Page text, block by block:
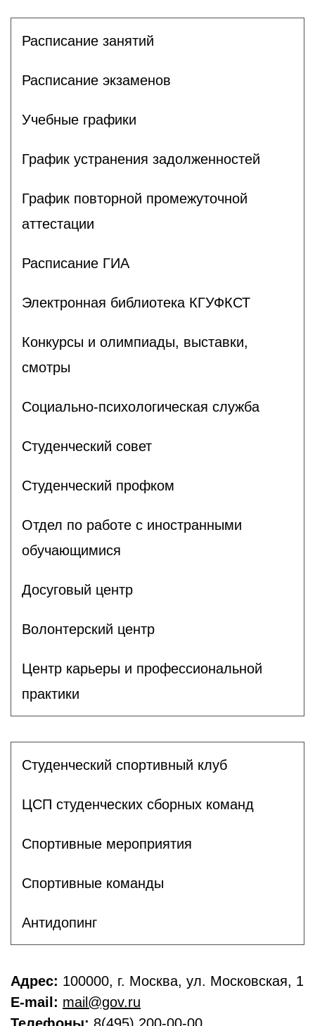
Расписание занятий
Расписание экзаменов
Учебные графики
График устранения задолженностей
График повторной промежуточной
аттестации
Расписание ГИА
Электронная библиотека КГУФКСТ
Конкурсы и олимпиады, выставки,
смотры
Социально-психологическая служба
Студенческий совет
Студенческий профком
Отдел по работе с иностранными
обучающимися
Досуговый центр
Волонтерский центр
Центр карьеры и профессиональной
практики
Студенческий спортивный клуб
ЦСП студенческих сборных команд
Спортивные мероприятия
Спортивные команды
Антидопинг
Адрес: 100000, г. Москва, ул. Московская, 1
E-mail: mail@gov.ru